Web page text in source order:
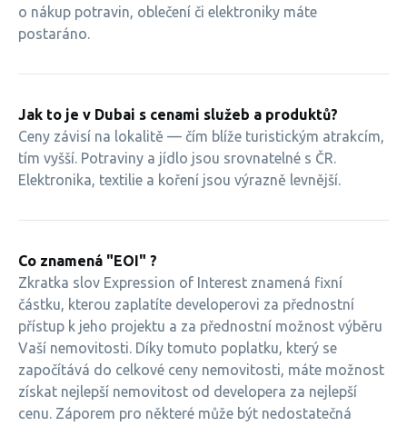
o nákup potravin, oblečení či elektroniky máte
postaráno.
Jak to je v Dubai s cenami služeb a produktů?
Ceny závisí na lokalitě — čím blíže turistickým atrakcím,
tím vyšší. Potraviny a jídlo jsou srovnatelné s ČR.
Elektronika, textilie a koření jsou výrazně levnější.
Co znamená "EOI" ?
Zkratka slov Expression of Interest znamená fixní
částku, kterou zaplatíte developerovi za přednostní
přístup k jeho projektu a za přednostní možnost výběru
Vaší nemovitosti. Díky tomuto poplatku, který se
započítává do celkové ceny nemovitosti, máte možnost
získat nejlepší nemovitost od developera za nejlepší
cenu. Záporem pro některé může být nedostatečná